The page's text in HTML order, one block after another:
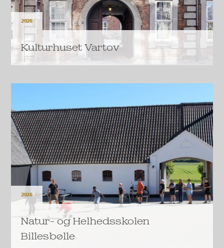
2026
Kulturhuset Vartov
større ombygning af Vartov i København.
2026
Natur- og Helhedsskolen
Billesbølle